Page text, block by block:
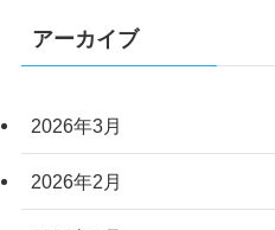
アーカイブ
2026年3月
2026年2月